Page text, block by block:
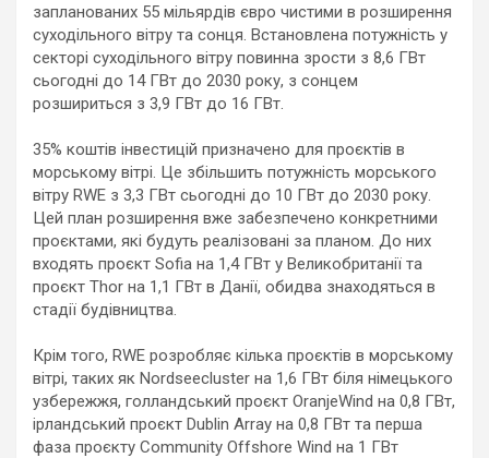
запланованих 55 мільярдів євро чистими в розширення
суходільного вітру та сонця. Встановлена потужність у
секторі суходільного вітру повинна зрости з 8,6 ГВт
сьогодні до 14 ГВт до 2030 року, з сонцем
розшириться з 3,9 ГВт до 16 ГВт.
35% коштів інвестицій призначено для проєктів в
морському вітрі. Це збільшить потужність морського
вітру RWE з 3,3 ГВт сьогодні до 10 ГВт до 2030 року.
Цей план розширення вже забезпечено конкретними
проєктами, які будуть реалізовані за планом. До них
входять проєкт Sofia на 1,4 ГВт у Великобританії та
проєкт Thor на 1,1 ГВт в Данії, обидва знаходяться в
стадії будівництва.
Крім того, RWE розробляє кілька проєктів в морському
вітрі, таких як Nordseecluster на 1,6 ГВт біля німецького
узбережжя, голландський проєкт OranjeWind на 0,8 ГВт,
ірландський проєкт Dublin Array на 0,8 ГВт та перша
фаза проєкту Community Offshore Wind на 1 ГВт